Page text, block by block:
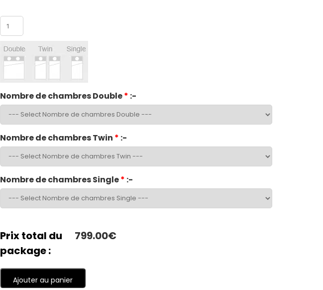
Nombre de chambres Double* :-
Nombre de chambres Twin * :-
Nombre de chambres Single* :-
Prix total du
package :
799.00€
Ajouter au panier